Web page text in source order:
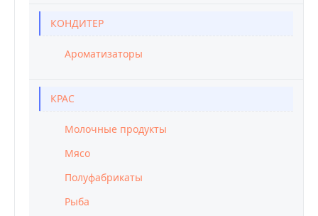
КОНДИТЕР
Ароматизаторы
КРАС
Молочные продукты
Мясо
Полуфабрикаты
Рыба